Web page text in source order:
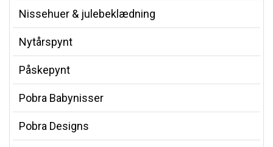
Nissehuer & julebeklædning
Nytårspynt
Påskepynt
Pobra Babynisser
Pobra Designs